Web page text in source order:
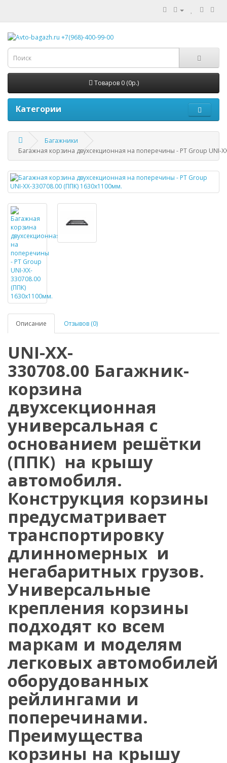
Товаров 0 (0р.)
Категории
Багажники
Багажная корзина двухсекционная на поперечины - PT Group UNI-
Описание Отзывов (0)
UNI-XX-
330708.00 Багажник-
корзина
двухсекционная
универсальная с
основанием решётки
(ППК) на крышу
автомобиля.
Конструкция корзины
предусматривает
транспортировку
длинномерных и
негабаритных грузов.
Универсальные
крепления корзины
подходят ко всем
маркам и моделям
легковых автомобилей
оборудованных
рейлингами и
поперечинами.
Преимущества
корзины на крышу